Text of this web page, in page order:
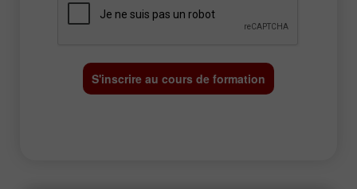
S'inscrire au cours de formation